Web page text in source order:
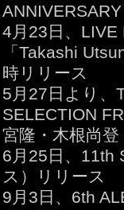
4月23日、LIVE
「Takashi
時リリース
5月27日より、
SELECTION
宮隆・木根尚
6月25日、11th
ス）リリース
9月3日、6th